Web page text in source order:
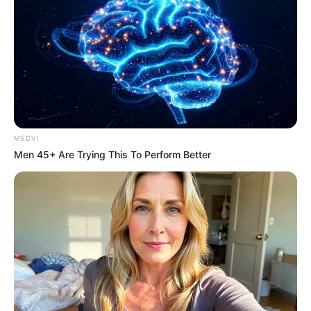
"Qaçqınkom" aylıq müavinətlə bağlı
AÇIQLAMA YAYDI
0 0
Xəbər xoşunuza gəldi? Sosial şəbəkələrdə paylaşın
MEDVI
Men 45+ Are Trying This To Perform Better